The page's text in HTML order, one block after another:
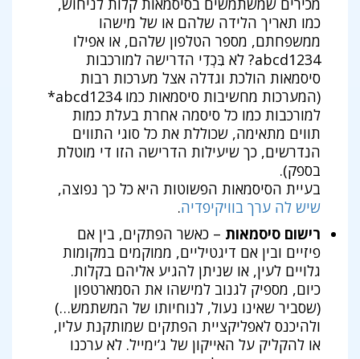
כמו תאריך הלידה שלהם או של מישהו
ממשפחתם, מספר הטלפון שלהם, או אפילו
abcd1234? לא בִּכְדִי הדרישה למורכבות
סיסמאות הולכת וגדלה אצל מערכות רבות
(המערכות מחשיבות סיסמאות כמו abcd1234*
למורכבות כמו כל סיסמה אחרת בעלת כמות
תווים מתאימה, שכוללת את כל סוגי התווים
הנדרשים, כך שיעילות הדרישה הזו די מוטלת
בספק).
בעיית הסיסמאות הפשוטות היא כל כך נפוצה,
שיש לה ערך בוויקיפדיה.
רישום סיסמאות – כאשר הפתקים, בין אם
פיזיים ובין אם דיגטיליים, ממוקמים במקומות
גלויים לעין, או שניתן להגיע אליהם בקלות.
כיום, מספיק לגנוב למישהו את הסמארטפון
(שסביר שאינו נעול, לנוחיותו של המשתמש…)
ולהיכנס לאפליקציית הפתקים שמותקנת עליו,
או להקליק על האייקון של ג’ימייל. לא ערכנו